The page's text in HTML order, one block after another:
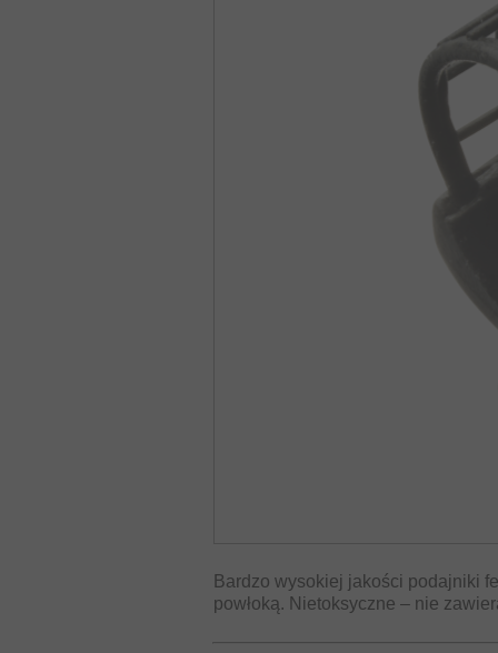
Bardzo wysokiej jakości podajniki
powłoką. Nietoksyczne – nie